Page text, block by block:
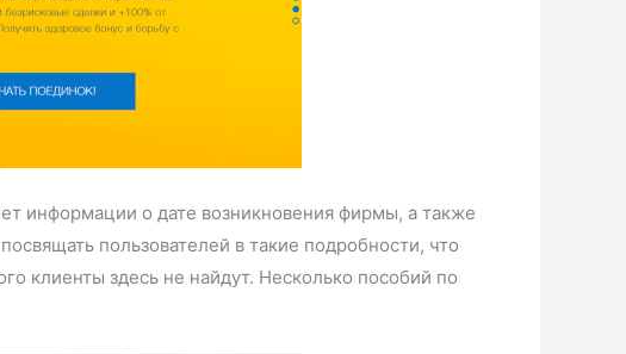
информации о дате возникновения фирмы, а также
пользователей в такие подробности, что
клиенты здесь не найдут. Несколько пособий по